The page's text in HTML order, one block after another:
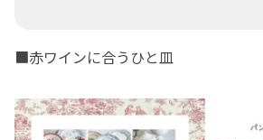
■赤ワインに合うひと皿